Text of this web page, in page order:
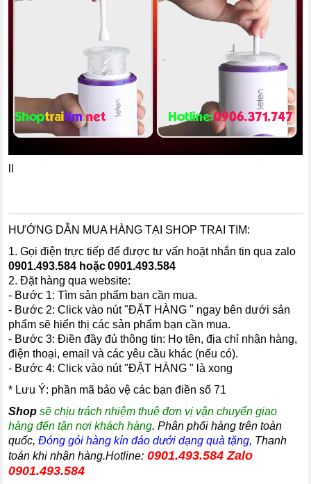
HƯỚNG DẪN MUA HÀNG TẠI SHOP TRAI TIM:
1. Gọi điện trực tiếp để được tư vấn hoặt nhắn tin qua zalo
0901.493.584 hoặc 0901.493.584
2. Đặt hàng qua website:
- Bước 1: Tìm sản phẩm bạn cần mua.
- Bước 2: Click vào nút "ĐẶT HÀNG " ngay bên dưới sản
phẩm sẽ hiển thị các sản phẩm bạn cần mua.
- Bước 3: Điền đầy đủ thông tin: Họ tên, địa chỉ nhận hàng,
điện thoại, email và các yêu cầu khác (nếu có).
- Bước 4: Click vào nút "ĐẶT HÀNG " là xong
* Lưu Ý: phần mã bảo vệ các bạn điền số 71
Shop sẽ chịu trách nhiệm thuê đơn vị vận chuyển giao
hàng đến tận nơi khách hàng. Phân phối hàng trên toàn
quốc,Đóng gói hàng kín đáo dưới dạng quà tặng, Thanh
toán khi nhận hàng.Hotline: 0901.493.584 Zalo
0901.493.584